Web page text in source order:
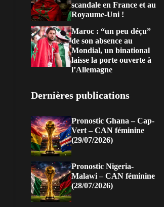
scandale en France et au
Royaume-Uni !
Maroc : “un peu déçu”
de son absence au
Mondial, un binational
laisse la porte ouverte à
l’Allemagne
Dernières publications
Pronostic Ghana – Cap-
Vert – CAN féminine
(29/07/2026)
Pronostic Nigeria-
Malawi – CAN féminine
(28/07/2026)